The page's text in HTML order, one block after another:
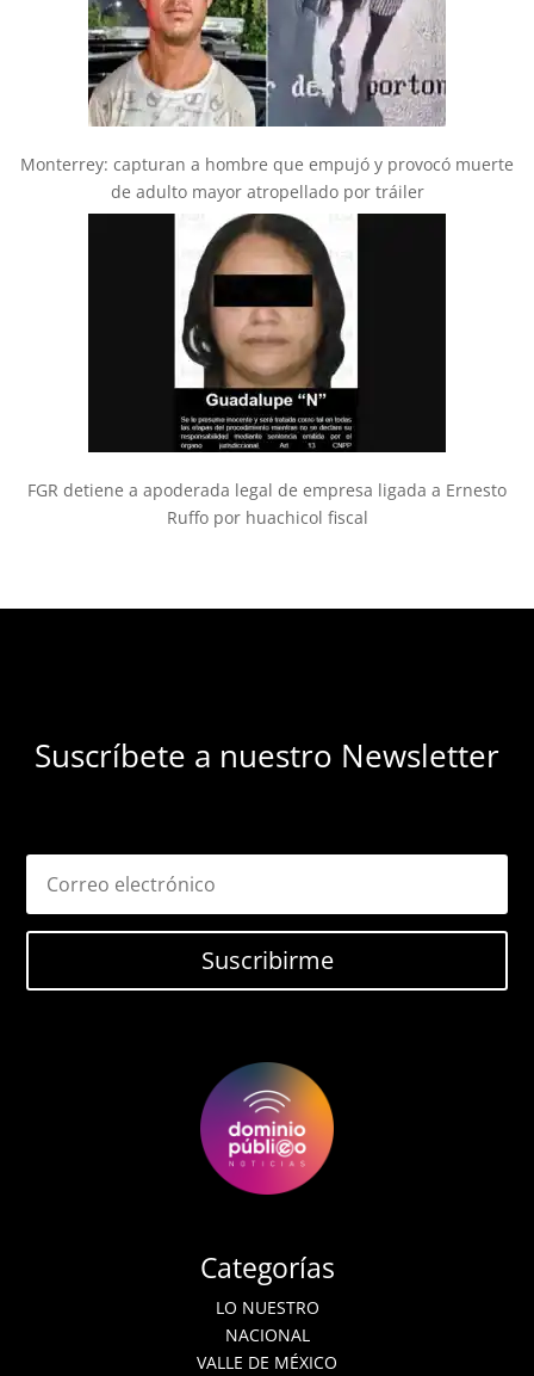
Monterrey: capturan a hombre que empujó y provocó muerte
de adulto mayor atropellado por tráiler
FGR detiene a apoderada legal de empresa ligada a Ernesto
Ruffo por huachicol fiscal
Suscríbete a nuestro Newsletter
Suscribirme
Categorías
LO NUESTRO
NACIONAL
VALLE DE MÉXICO